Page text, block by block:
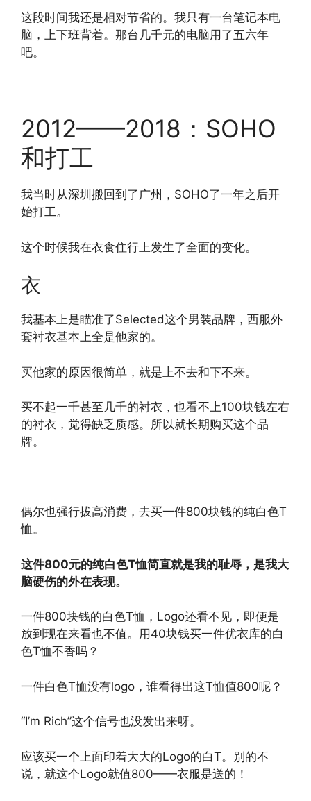
这段时间我还是相对节省的。我只有一台笔记本电
脑，上下班背着。那台几千元的电脑用了五六年
吧。
2012——2018：SOHO
和打工
我当时从深圳搬回到了广州，SOHO了一年之后开
始打工。
这个时候我在衣食住行上发生了全面的变化。
衣
我基本上是瞄准了Selected这个男装品牌，西服外
套衬衣基本上全是他家的。
买他家的原因很简单，就是上不去和下不来。
买不起一千甚至几千的衬衣，也看不上100块钱左右
的衬衣，觉得缺乏质感。所以就长期购买这个品
牌。
偶尔也强行拔高消费，去买一件800块钱的纯白色T
恤。
这件800元的纯白色T恤简直就是我的耻辱，是我大
脑硬伤的外在表现。
一件800块钱的白色T恤，Logo还看不见，即便是
放到现在来看也不值。用40块钱买一件优衣库的白
色T恤不香吗？
一件白色T恤没有logo，谁看得出这T恤值800呢？
“I’m Rich”这个信号也没发出来呀。
应该买一个上面印着大大的Logo的白T。别的不
说，就这个Logo就值800——衣服是送的！